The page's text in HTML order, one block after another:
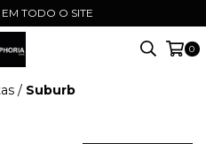
EM TODO O SITE
0
/ Suburb